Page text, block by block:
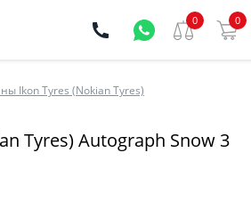
0 0
Ikon Tyres (Nokian Tyres)
Tyres) Autograph Snow 3